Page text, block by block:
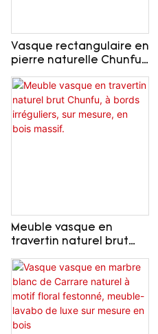
Vasque rectangulaire en
pierre naturelle Chunfu |
Marbre Calacatta Viola
et travertin beige en
option
Meuble vasque en
travertin naturel brut
Chunfu, à bords
irréguliers, sur mesure,
en bois massif.